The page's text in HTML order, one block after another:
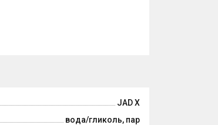
JAD X
вода/гликоль, пар